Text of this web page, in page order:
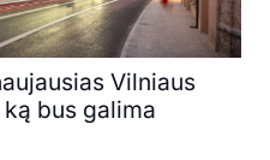
Vilniaus
bus galima